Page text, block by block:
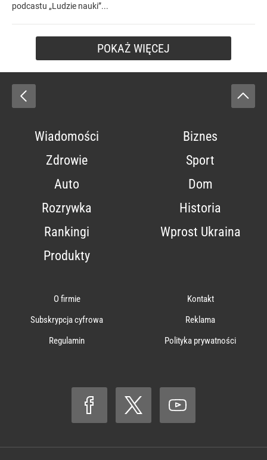
podcastu „Ludzie nauki”...
POKAŻ WIĘCEJ
Wiadomości
Biznes
Zdrowie
Sport
Auto
Dom
Rozrywka
Historia
Rankingi
Wprost Ukraina
Produkty
O firmie
Kontakt
Subskrypcja cyfrowa
Reklama
Regulamin
Polityka prywatności